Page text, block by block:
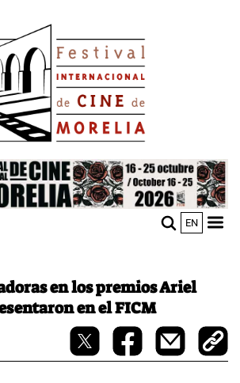
EN
en los premios Ariel
en el FICM